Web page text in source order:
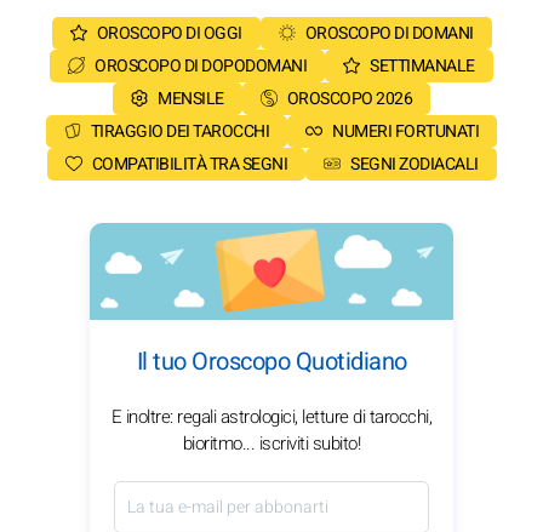
OROSCOPO DI OGGI
OROSCOPO DI DOMANI
OROSCOPO DI DOPODOMANI
SETTIMANALE
MENSILE
OROSCOPO 2026
TIRAGGIO DEI TAROCCHI
NUMERI FORTUNATI
COMPATIBILITÀ TRA SEGNI
SEGNI ZODIACALI
Il tuo Oroscopo Quotidiano
E inoltre: regali astrologici, letture di tarocchi,
bioritmo... iscriviti subito!